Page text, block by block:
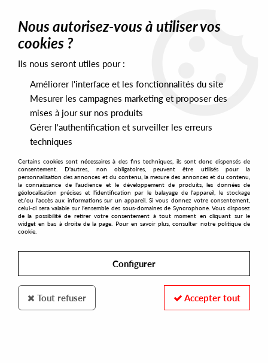
Home >Artists
SORT & FILTER
PRESALES EXCLUSIVES
1
Nous autorisez-vous à utiliser vos
cookies ?
Ils nous seront utiles pour :
Améliorer l'interface et les fonctionnalités du site
Mesurer les campagnes marketing et proposer des
mises à jour sur nos produits
Gérer l'authentification et surveiller les erreurs
techniques
Certains cookies sont nécessaires à des fins techniques, ils sont donc dispensés de
consentement. D'autres, non obligatoires, peuvent être utilisés pour la
personnalisation des annonces et du contenu, la mesure des annonces et du contenu,
la connaissance de l'audience et le développement de produits, les données de
géolocalisation précises et l'identification par le balayage de l'appareil, le stockage
et/ou l'accès aux informations sur un appareil. Si vous donnez votre consentement,
celui-ci sera valable sur l’ensemble des sous-domaines de Syncrophone. Vous disposez
de la possibilité de retirer votre consentement à tout moment en cliquant sur le
widget en bas à droite de la page. Pour en savoir plus, consulter notre politique de
cookie.
Configurer
Tout refuser Accepter tout